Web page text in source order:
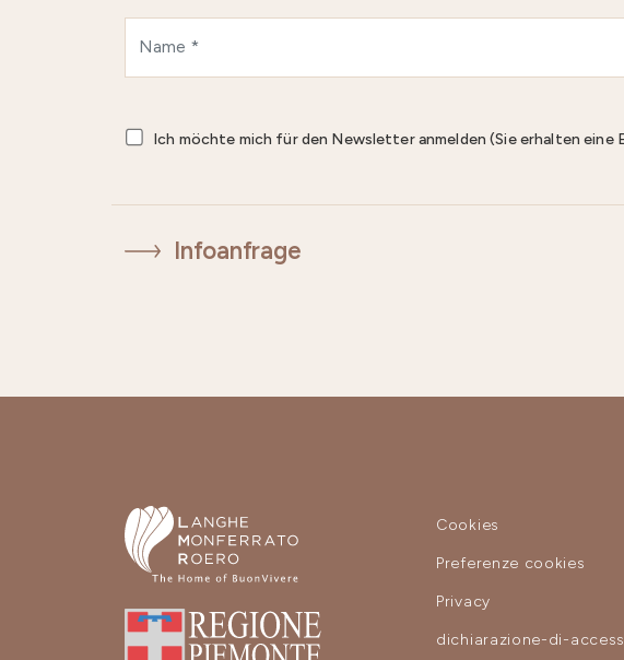
Ich möchte mich für den Newsletter anmelden (Sie erhalten eine
Infoanfrage
Cookies
Preferenze cookies
Privacy
dichiarazione-di-